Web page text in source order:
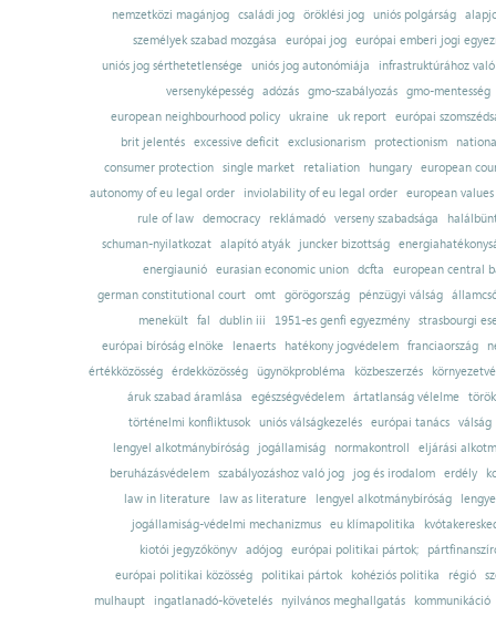
nemzetközi magánjog
családi jog öröklési jog uniós polgárság
személyek szabad mozgása
európai jog európai emberi jogi
uniós jog sérthetetlensége uniós jog autonómiája
infrastruktúrához
versenyképesség adózás gmo-szabályozás gmo-mentesség
european neighbourhood policy
ukraine uk report
európai
brit jelentés excessive deficit exclusionarism protectionism
consumer protection
single market retaliation hungary
european
autonomy of eu legal order
inviolability of eu legal order
european values
rule of law
democracy reklámadó verseny szabadsága
schuman-nyilatkozat alapító atyák juncker bizottság
energiaunió eurasian economic union dcfta
european central
german constitutional court
omt görögország pénzügyi válság
menekült
fal dublin iii 1951-es genfi egyezmény
strasbourgi
európai bíróság elnöke
lenaerts hatékony jogvédelem franciaország
értékközösség
érdekközösség ügynökprobléma közbeszerzés
áruk szabad áramlása
egészségvédelem ártatlanság vélelme
történelmi konfliktusok uniós válságkezelés európai tanács válság
lengyel alkotmánybíróság
jogállamiság normakontroll
eljárási
beruházásvédelem
szabályozáshoz való jog jog és irodalom erdély
law in literature
law as literature lengyel alkotmánybíróság
jogállamiság-védelmi mechanizmus
eu klímapolitika
kiotói jegyzőkönyv adójog európai politikai pártok;
európai politikai közösség
politikai pártok kohéziós politika régió
mulhaupt
ingatlanadó-követelés nyilvános meghallgatás
kommunikáció